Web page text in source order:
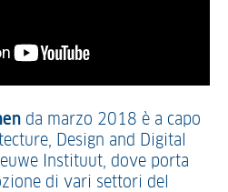
da marzo 2018 è a capo
Design and Digital
Instituut, dove porta
di vari settori del